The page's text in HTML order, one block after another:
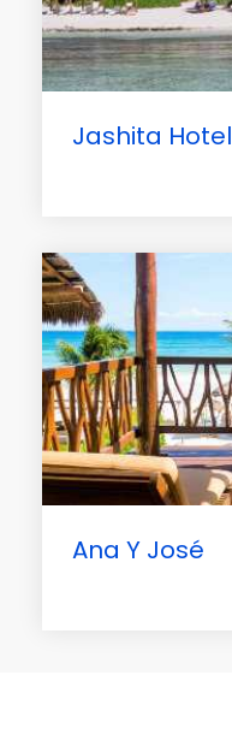
Jashita Hotel
Ana Y José